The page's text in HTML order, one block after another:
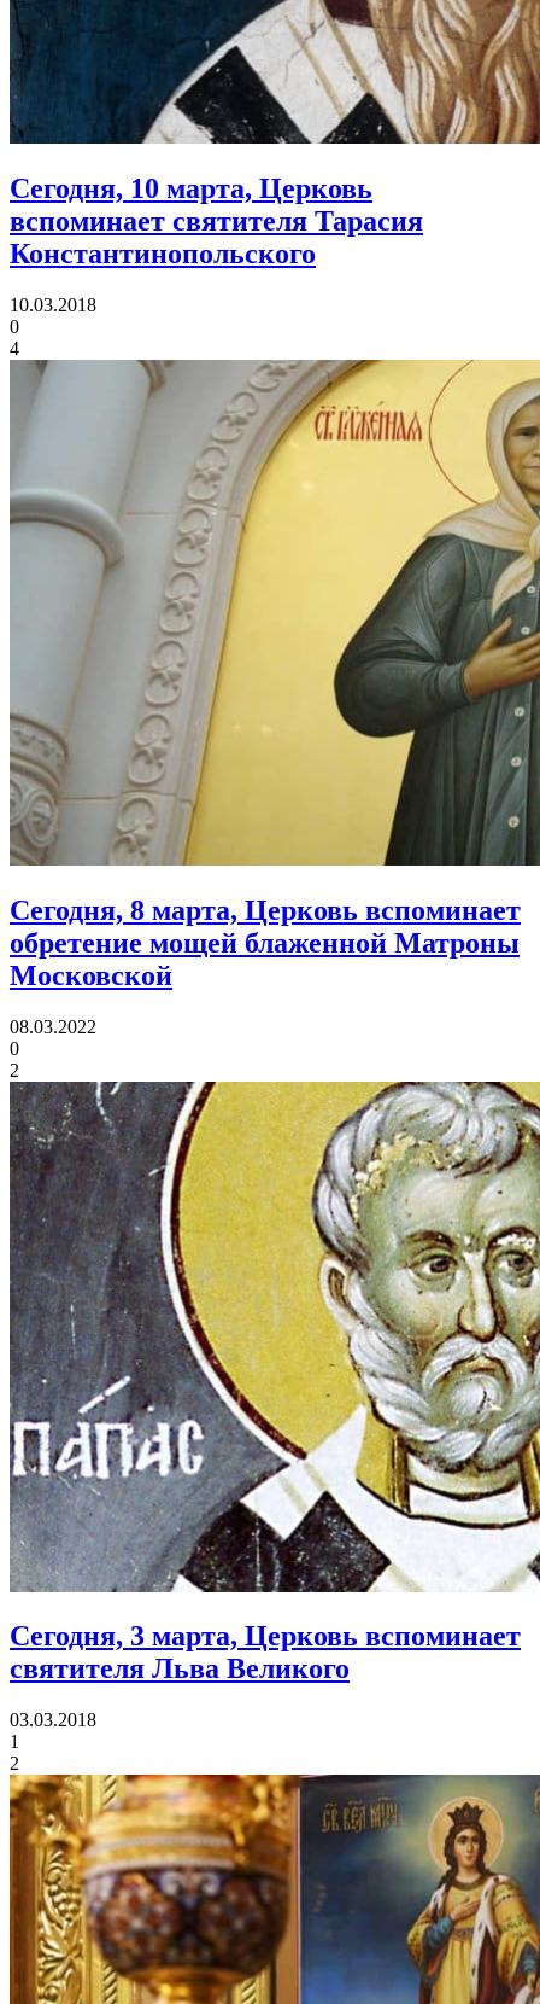
Сегодня, 10 марта, Церковь
вспоминает святителя Тарасия
Константинопольского
10.03.2018
0
4
Сегодня, 8 марта, Церковь вспоминает
обретение мощей блаженной Матроны
Московской
08.03.2022
0
2
Сегодня, 3 марта, Церковь вспоминает
святителя Льва Великого
03.03.2018
1
2